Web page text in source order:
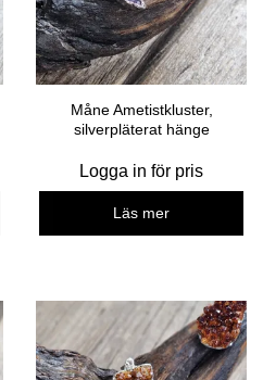
Måne Ametistkluster,
silverpläterat hänge
Logga in för pris
Läs mer